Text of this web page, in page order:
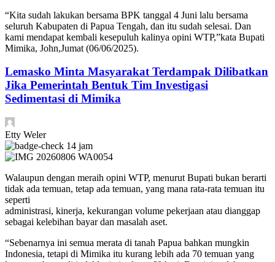
“Kita sudah lakukan bersama BPK tanggal 4 Juni lalu bersama
seluruh Kabupaten di Papua Tengah, dan itu sudah selesai. Dan
kami mendapat kembali kesepuluh kalinya opini WTP,”kata Bupati
Mimika, John,Jumat (06/06/2025).
Lemasko Minta Masyarakat Terdampak Dilibatkan
Jika Pemerintah Bentuk Tim Investigasi
Sedimentasi di Mimika
Etty Weler
14 jam
Walaupun dengan meraih opini WTP, menurut Bupati bukan berarti
tidak ada temuan, tetap ada temuan, yang mana rata-rata temuan itu
seperti
administrasi, kinerja, kekurangan volume pekerjaan atau dianggap
sebagai kelebihan bayar dan masalah aset.
“Sebenarnya ini semua merata di tanah Papua bahkan mungkin
Indonesia, tetapi di Mimika itu kurang lebih ada 70 temuan yang